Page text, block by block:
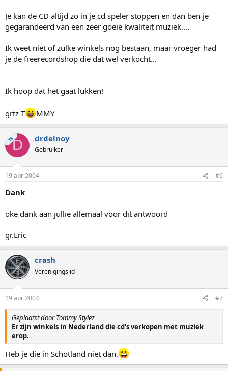
Je kan de CD altijd zo in je cd speler stoppen en dan ben je
gegarandeerd van een zeer goeie kwaliteit muziek....
Ik weet niet of zulke winkels nog bestaan, maar vroeger had
je de freerecordshop die dat wel verkocht...
Ik hoop dat het gaat lukken!
grtz T MMY
TSD drdelnoy
Gebruiker
19 apr 2004 #6
Dank
oke dank aan jullie allemaal voor dit antwoord
gr.Eric
crash
Verenigingslid
19 apr 2004 #7
Geplaatst door Tommy Stylez
Er zijn winkels in Nederland die cd's verkopen met muziek
erop.
Heb je die in Schotland niet dan.